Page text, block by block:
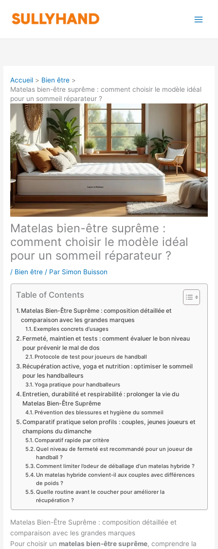
contenu
Accueil
Bien être
Matelas bien-être suprême : comment choisir le modèle idéal
pour un sommeil réparateur ?
Matelas bien-être suprême :
comment choisir le modèle idéal
pour un sommeil réparateur ?
/ Bien être / Par Simon Buisson
Table of Contents
Matelas Bien-Être Suprême : composition détaillée et
comparaison avec les grandes marques
Exemples concrets d’usages
Fermeté, maintien et tests : comment évaluer le bon niveau
pour prévenir le mal de dos
Protocole de test pour joueurs de handball
Récupération active, yoga et nutrition : optimiser le sommeil
pour les handballeurs
Yoga pratique pour handballeurs
Entretien, durabilité et respirabilité : prolonger la vie du
Matelas Bien-Être Suprême
Prévention des blessures et hygiène du sommeil
Comparatif pratique selon profils : couples, jeunes joueurs et
champions du dimanche
Comparatif rapide par critère
Quel niveau de fermeté est recommandé pour un joueur de
handball ?
Comment limiter l’odeur de déballage d’un matelas hybride ?
Un matelas hybride convient-il aux couples avec différences
de poids ?
Quelle routine avant le coucher pour améliorer la
récupération ?
Matelas Bien-Être Suprême : composition détaillée et
comparaison avec les grandes marques
Pour choisir un matelas bien-être suprême, comprendre la